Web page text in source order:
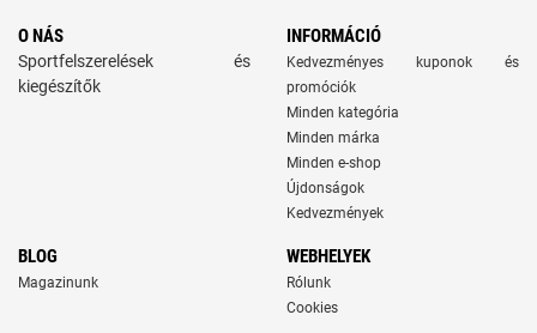
O NÁS
Sportfelszerelések és
kiegészítők
INFORMÁCIÓ
Kedvezményes kuponok és
promóciók
Minden kategória
Minden márka
Minden e-shop
Újdonságok
Kedvezmények
BLOG
Magazinunk
WEBHELYEK
Rólunk
Cookies